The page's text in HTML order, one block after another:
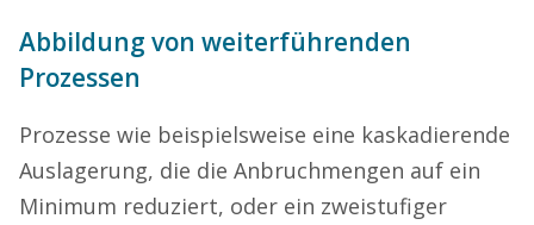
Abbildung von weiterführenden
Prozessen
Prozesse wie beispielsweise eine kaskadierende
Auslagerung, die die Anbruchmengen auf ein
Minimum reduziert, oder ein zweistufiger